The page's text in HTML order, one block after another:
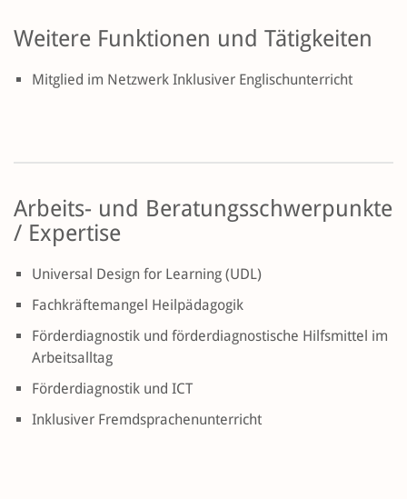
Weitere Funktionen und Tätigkeiten
Mitglied im Netzwerk Inklusiver Englischunterricht
Arbeits- und Beratungsschwerpunkte
/ Expertise
Universal Design for Learning (UDL)
Fachkräftemangel Heilpädagogik
Förderdiagnostik und förderdiagnostische Hilfsmittel im
Arbeitsalltag
Förderdiagnostik und ICT
Inklusiver Fremdsprachenunterricht